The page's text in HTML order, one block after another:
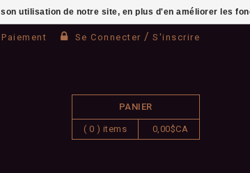
Paiement Se Connecter / S'inscrire
PANIER
( 0 ) items 0,00$CA
utilisation de notre site, en plus d'en améliorer les